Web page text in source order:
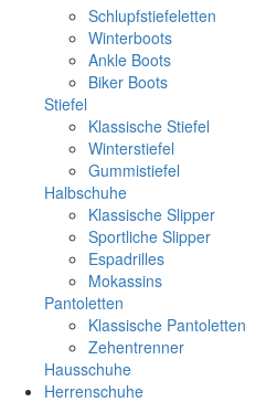
Schlupfstiefeletten
Winterboots
Ankle Boots
Biker Boots
Stiefel
Klassische Stiefel
Winterstiefel
Gummistiefel
Halbschuhe
Klassische Slipper
Sportliche Slipper
Espadrilles
Mokassins
Pantoletten
Klassische Pantoletten
Zehentrenner
Hausschuhe
Herrenschuhe